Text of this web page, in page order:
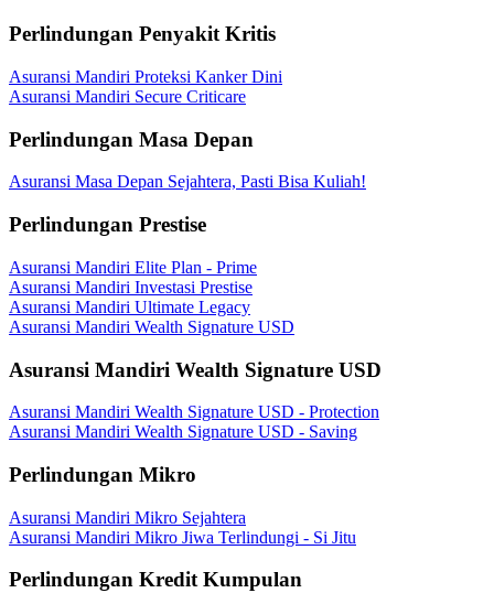
Perlindungan Penyakit Kritis
Asuransi Mandiri Proteksi Kanker Dini
Asuransi Mandiri Secure Criticare
Perlindungan Masa Depan
Asuransi Masa Depan Sejahtera, Pasti Bisa Kuliah!
Perlindungan Prestise
Asuransi Mandiri Elite Plan - Prime
Asuransi Mandiri Investasi Prestise
Asuransi Mandiri Ultimate Legacy
Asuransi Mandiri Wealth Signature USD
Asuransi Mandiri Wealth Signature USD
Asuransi Mandiri Wealth Signature USD - Protection
Asuransi Mandiri Wealth Signature USD - Saving
Perlindungan Mikro
Asuransi Mandiri Mikro Sejahtera
Asuransi Mandiri Mikro Jiwa Terlindungi - Si Jitu
Perlindungan Kredit Kumpulan